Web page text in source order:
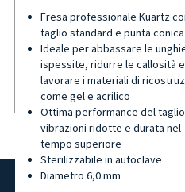
Fresa professionale Kuartz
taglio standard e punta conica
Ideale per abbassare le
ispessite, ridurre le callosità e
lavorare i materiali di
come gel e acrilico
Ottima performance del
vibrazioni ridotte e durata nel
tempo superiore
Sterilizzabile in autoclave
Diametro 6,0 mm